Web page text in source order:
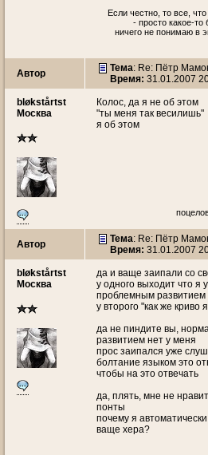
Если честно, то все,
- просто какое-то
ничего не понимаю в
Автор Тема: Re: Пётр
Время: 31.01.2007
bløkstårtst
Москва
Колос, да я не об этом
"ты меня так весилишь"
я об этом
Автор Тема: Re: Пётр
Время: 31.01.2007
bløkstårtst
Москва
да и ваще заипали со
у одного выходит что я
проблемным развитием
у второго "как же криво
да не пиндите вы,
развитием нет у меня
прос заипался уже
болтание языком это
чтобы на это отвечать
да, плять, мне не
понты
почему я
ваще хера?